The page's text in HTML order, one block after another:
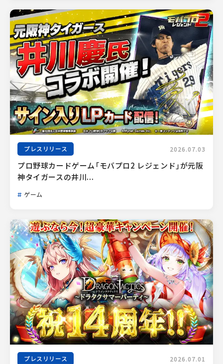
プレスリリース 2026.07.03
プロ野球カードゲーム「モバプロ2 レジェンド」が元阪
神タイガースの井川...
ゲーム
プレスリリース 2026.07.01